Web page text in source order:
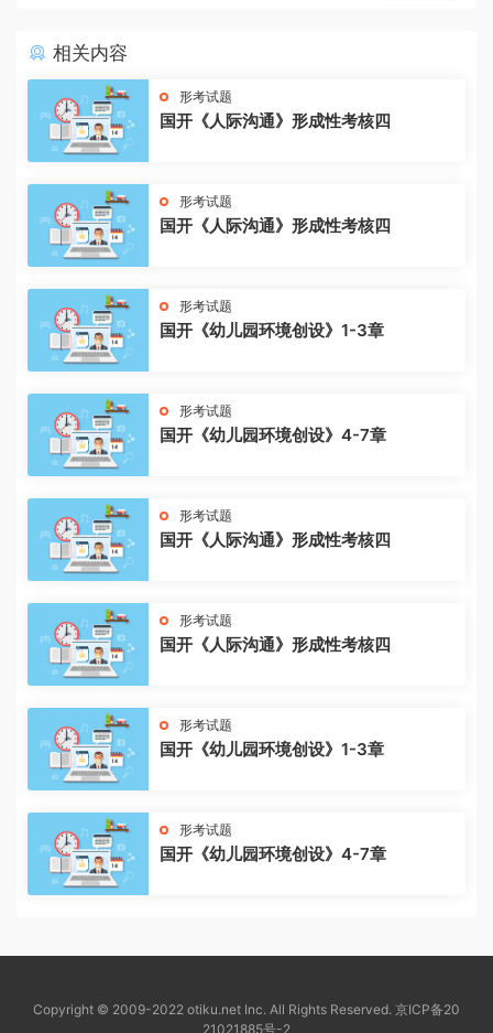
相关内容
形考试题
国开《人际沟通》形成性考核四
形考试题
国开《人际沟通》形成性考核四
形考试题
国开《幼儿园环境创设》1-3章
形考试题
国开《幼儿园环境创设》4-7章
形考试题
国开《人际沟通》形成性考核四
形考试题
国开《人际沟通》形成性考核四
形考试题
国开《幼儿园环境创设》1-3章
形考试题
国开《幼儿园环境创设》4-7章
Copyright © 2009-2022 otiku.net Inc. All Rights Reserved. 京ICP备20
21021885号-2